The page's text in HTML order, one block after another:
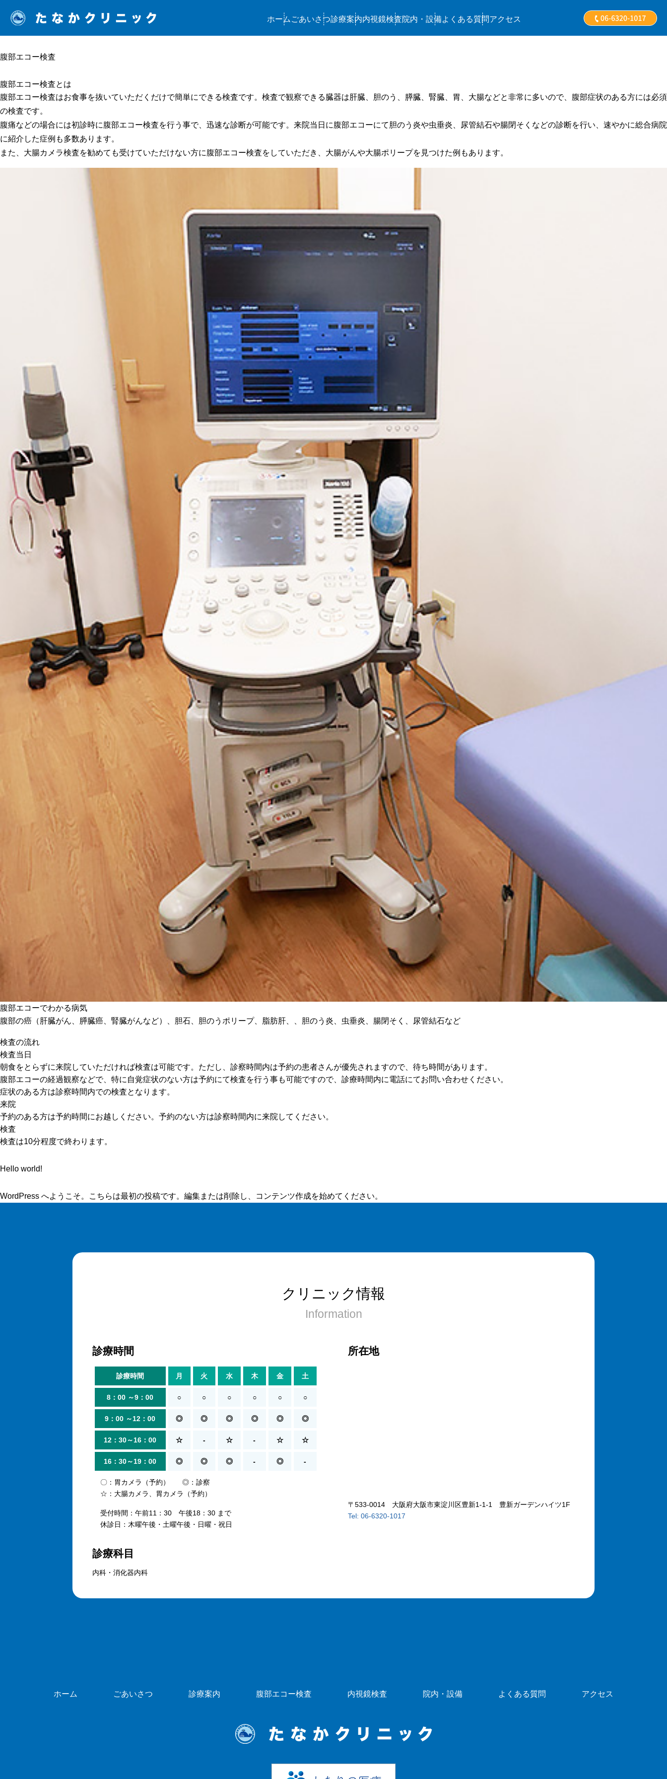
ホーム ごあいさつ診療案内内視鏡検査院内・設備よくある質問アクセス
腹部エコー検査
腹部エコー検査とは
腹部エコー検査はお食事を抜いていただくだけで簡単にできる検査です。検査で観察できる臓器は肝臓、胆のう、膵臓、腎臓、胃、大腸などと非常に多いので、腹部症状のある方には必須
の検査です。
腹痛などの場合には初診時に腹部エコー検査を行う事で、迅速な診断が可能です。来院当日に腹部エコーにて胆のう炎や虫垂炎、尿管結石や腸閉そくなどの診断を行い、速やかに総合病院
に紹介した症例も多数あります。
また、大腸カメラ検査を勧めても受けていただけない方に腹部エコー検査をしていただき、大腸がんや大腸ポリープを見つけた例もあります。
腹部エコーでわかる病気
腹部の癌（肝臓がん、膵臓癌、腎臓がんなど）、胆石、胆のうポリープ、脂肪肝、、胆のう炎、虫垂炎、腸閉そく、尿管結石など
検査の流れ
検査当日
朝食をとらずに来院していただければ検査は可能です。ただし、診察時間内は予約の患者さんが優先されますので、待ち時間があります。
腹部エコーの経過観察などで、特に自覚症状のない方は予約にて検査を行う事も可能ですので、診療時間内に電話にてお問い合わせください。
症状のある方は診察時間内での検査となります。
来院
予約のある方は予約時間にお越しください。予約のない方は診察時間内に来院してください。
検査
検査は10分程度で終わります。
Hello world!
WordPress へようこそ。こちらは最初の投稿です。編集または削除し、コンテンツ作成を始めてください。
クリニック情報
Information
診療時間
診療時間 月 火 水 木 金 土
8：00 ～9：00 ○ ○ ○ ○ ○ ○
9：00 ～12：00 ◎ ◎ ◎ ◎ ◎ ◎
12：30～16：00 ☆ - ☆ - ☆ ☆
16：30～19：00 ◎ ◎ ◎ - ◎ -
〇 胃カメラ（予約） ◎
診察
☆
大腸カメラ、胃カメラ（予約）
受付時間
午前11：30 午後18：30 まで
休診日
木曜午後・土曜午後・日曜・祝日
診療科目
内科・消化器内科
所在地
〒533-0014 大阪府大阪市東淀川区豊新1-1-1 豊新ガーデンハイツ1F
Tel: 06-6320-1017
ホーム ごあいさつ 診療案内 腹部エコー検査 内視鏡検査 院内・設備 よくある質問 アクセス